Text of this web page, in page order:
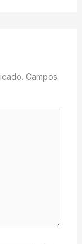
Campos